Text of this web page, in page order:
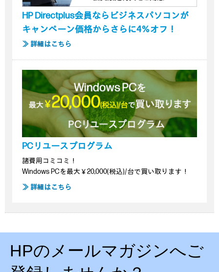
HP Directplus会員ならビジネスパソコンが
キャンペーン価格からさらに4％オフ！
≫ 詳細はこちら
PCリユースプログラム
諸費用コミコミ！
Windows PCを最大￥20,000(税込)/台で買い取ります！
≫ 詳細はこちら